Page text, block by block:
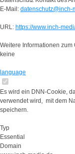
E-Mail: datenschutz@inch-
URL: https://www.inch-
Weitere Informationen zum
keine
language
Es wird ein DNN-Cookie,
verwendet wird, mit dem
speichern.
Typ
Essential
Domain